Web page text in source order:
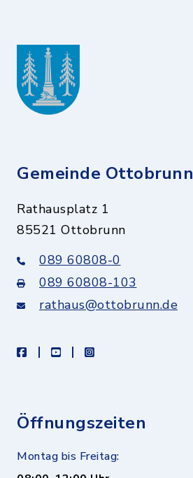
Gemeinde Ottobrunn
Rathausplatz 1
85521 Ottobrunn
089 60808-0
089 60808-103
rathaus@ottobrunn.de
facebookyoutubeinstagram
Öffnungszeiten
Montag bis Freitag: